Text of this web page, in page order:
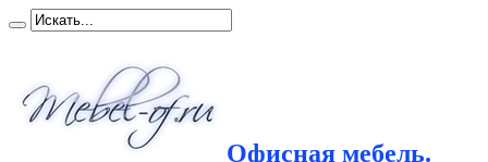
Офисная мебель.